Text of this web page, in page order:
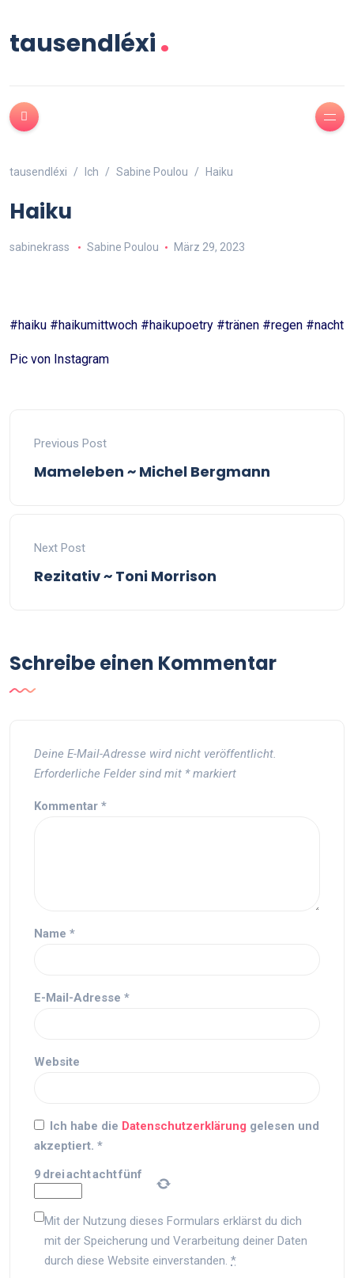
tausendléxi.
tausendléxi Ich Sabine Poulou Haiku
Haiku
sabinekrass Sabine Poulou März 29, 2023
#haiku #haikumittwoch #haikupoetry #tränen #regen #nacht
Pic von Instagram
Previous Post
Mameleben ~ Michel Bergmann
Next Post
Rezitativ ~ Toni Morrison
Schreibe einen Kommentar
Deine E-Mail-Adresse wird nicht veröffentlicht.
Erforderliche Felder sind mit *markiert
Kommentar *
Name *
E-Mail-Adresse *
Website
Ich habe die Datenschutzerklärung gelesen und
akzeptiert. *
9 dreiachtachtfünf
Mit der Nutzung dieses Formulars erklärst du dich
mit der Speicherung und Verarbeitung deiner Daten
durch diese Website einverstanden. *